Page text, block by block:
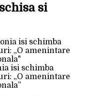
si
isi schimba
„O amenintare